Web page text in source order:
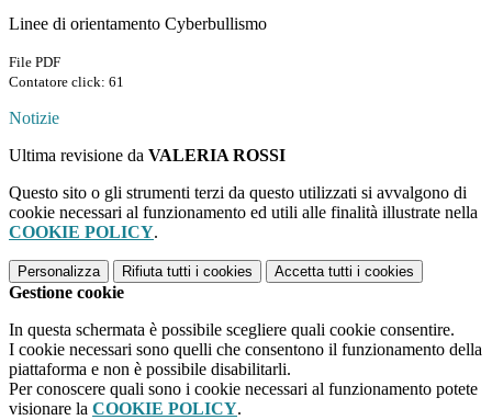
Linee di orientamento Cyberbullismo
File PDF
Contatore click: 61
Notizie
Ultima revisione da VALERIA ROSSI
Questo sito o gli strumenti terzi da questo utilizzati si avvalgono di
cookie necessari al funzionamento ed utili alle finalità illustrate nella
COOKIE POLICY.
Personalizza Rifiuta tutti i cookies Accetta tutti i cookies
Gestione cookie
In questa schermata è possibile scegliere quali cookie consentire.
I cookie necessari sono quelli che consentono il funzionamento della
piattaforma e non è possibile disabilitarli.
Per conoscere quali sono i cookie necessari al funzionamento potete
visionare la COOKIE POLICY.